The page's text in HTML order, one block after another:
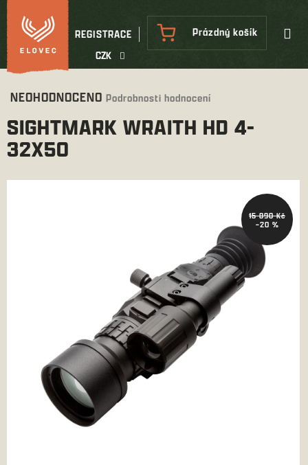
Přejít
na
obsah
CZK
REGISTRACE
NÁKUPNÍ
KOŠÍK
Prázdný košík
Průměrné
produktu
je
0,0
NEOHODNOCENO Podrobnosti hodnocení
SIGHTMARK WRAITH HD 4-
32X50
15 890 Kč
–20 %